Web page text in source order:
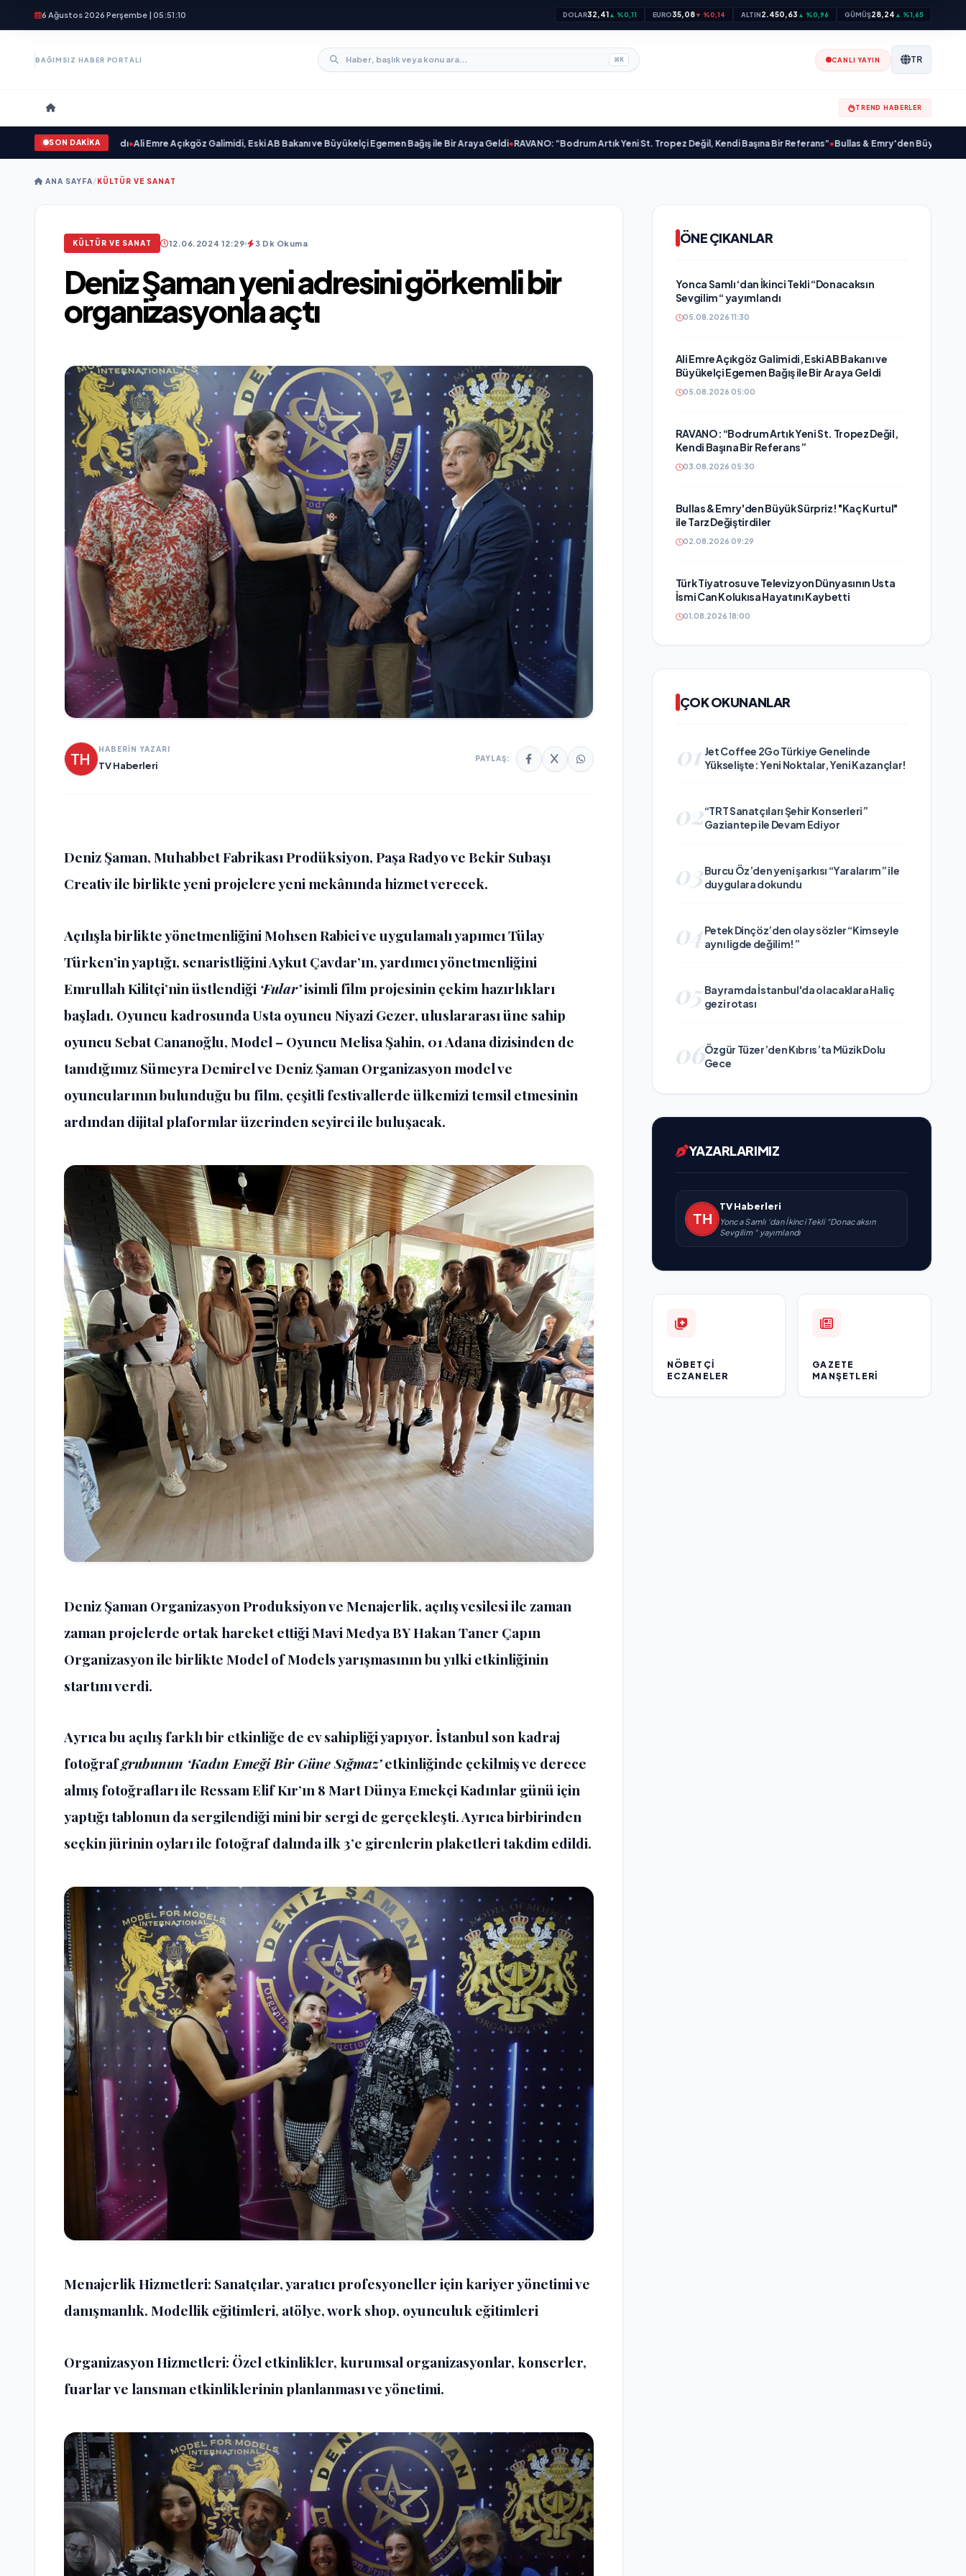
6 Ağustos 2026 Perşembe | 05:51:12 DOLAR32,41▲ %0,11 EURO35,08▼ %0,14 ALTIN2.450,63 ▲ %0,96 GÜMÜŞ28,24 ▲ %1,65
BAĞIMSIZ HABER PORTALI ⌘K CANLI YAYIN TR
TREND HABERLER
SON DAKİKA
“ yayımlandı•Ali Emre Açıkgöz Galimidi, Eski AB Bakanı ve Büyükelçi Egemen Bağış ile Bir Araya Geldi•RAVANO: “Bodrum Artık Yeni St. Tropez Değil, Kendi Başına Bir Referans”•Bullas & Emry'den Büyük Sürpriz! "Kaç
ANA SAYFA/KÜLTÜR VE SANAT
KÜLTÜR VE SANAT 12.06.2024 12:29 3 Dk Okuma
Deniz Şaman yeni adresini görkemli bir
organizasyonla açtı
HABERİN YAZARI
TV Haberleri
PAYLAŞ:
Deniz Şaman, Muhabbet Fabrikası Prodüksiyon, Paşa Radyo ve Bekir Subaşı
Creativ ile birlikte yeni projelere yeni mekânında hizmet verecek.
Açılışla birlikte yönetmenliğini Mohsen Rabiei ve uygulamalı yapımcı Tülay
Türken’in yaptığı, senaristliğini Aykut Çavdar’ın, yardımcı yönetmenliğini
Emrullah Kilitçi’nin üstlendiği ‘Fular’isimli film projesinin çekim hazırlıkları
başladı. Oyuncu kadrosunda Usta oyuncu Niyazi Gezer, uluslararası üne sahip
oyuncu Sebat Cananoğlu, Model – Oyuncu Melisa Şahin, 01 Adana dizisinden de
tanıdığımız Sümeyra Demirel ve Deniz Şaman Organizasyon model ve
oyuncularının bulunduğu bu film, çeşitli festivallerde ülkemizi temsil etmesinin
ardından dijital plaformlar üzerinden seyirci ile buluşacak.
Deniz Şaman Organizasyon Produksiyon ve Menajerlik, açılış vesilesi ile zaman
zaman projelerde ortak hareket ettiği Mavi Medya BY Hakan Taner Çapın
Organizasyon ile birlikte Model of Models yarışmasının bu yılki etkinliğinin
startını verdi.
Ayrıca bu açılış farklı bir etkinliğe de ev sahipliği yapıyor. İstanbul son kadraj
fotoğrafgrubunun ‘Kadın Emeği Bir Güne Sığmaz’etkinliğinde çekilmiş ve derece
almış fotoğrafları ile Ressam Elif Kır’ın 8 Mart Dünya Emekçi Kadınlar günü için
yaptığı tablonun da sergilendiği mini bir sergi de gerçekleşti. Ayrıca birbirinden
seçkin jürinin oyları ile fotoğraf dalında ilk 3’e girenlerin plaketleri takdim edildi.
Menajerlik Hizmetleri: Sanatçılar, yaratıcı profesyoneller için kariyer yönetimi ve
danışmanlık. Modellik eğitimleri, atölye, work shop, oyunculuk eğitimleri
Organizasyon Hizmetleri: Özel etkinlikler, kurumsal organizasyonlar, konserler,
fuarlar ve lansman etkinliklerinin planlanması ve yönetimi.
ÖNE ÇIKANLAR
Yonca Samlı ‘dan İkinci Tekli “Donacaksın
Sevgilim “ yayımlandı
05.08.2026 11:30
Ali Emre Açıkgöz Galimidi, Eski AB Bakanı ve
Büyükelçi Egemen Bağış ile Bir Araya Geldi
05.08.2026 05:00
RAVANO: “Bodrum Artık Yeni St. Tropez Değil,
Kendi Başına Bir Referans”
03.08.2026 05:30
Bullas & Emry'den Büyük Sürpriz! "Kaç Kurtul"
ile Tarz Değiştirdiler
02.08.2026 09:29
Türk Tiyatrosu ve Televizyon Dünyasının Usta
İsmi Can Kolukısa Hayatını Kaybetti
01.08.2026 18:00
ÇOK OKUNANLAR
01 Jet Coffee 2Go Türkiye Genelinde
Yükselişte: Yeni Noktalar, Yeni Kazançlar!
02“TRT Sanatçıları Şehir Konserleri”
Gaziantep ile Devam Ediyor
03Burcu Öz’den yeni şarkısı “Yaralarım” ile
duygulara dokundu
04Petek Dinçöz’den olay sözler “Kimseyle
aynı ligde değilim!”
05 Bayramda İstanbul'da olacaklara Haliç
gezi rotası
06Özgür Tüzer’den Kıbrıs’ta Müzik Dolu
Gece
YAZARLARIMIZ
TV Haberleri
Yonca Samlı ‘dan İkinci Tekli “Donacaksın
Sevgilim “ yayımlandı
NÖBETÇI
ECZANELER
GAZETE
MANŞETLERI